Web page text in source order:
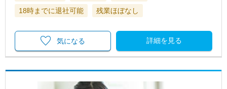
18時までに退社可能
残業ほぼなし
詳細を見る
気になる